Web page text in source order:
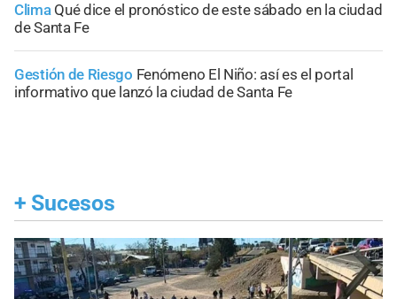
Clima Qué dice el pronóstico de este sábado en la ciudad
de Santa Fe
Gestión de Riesgo Fenómeno El Niño: así es el portal
informativo que lanzó la ciudad de Santa Fe
+ Sucesos